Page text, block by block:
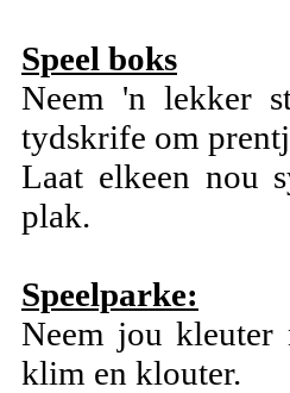
Speel boks
Neem 'n lekker
tydskrife om
Laat elkeen nou
plak.
Speelparke:
Neem jou kleuter
klim en klouter.